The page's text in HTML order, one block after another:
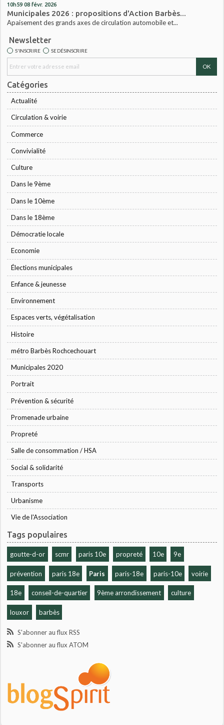
10h59 08 févr. 2026
Municipales 2026 : propositions d'Action Barbès...
Apaisement des grands axes de circulation automobile et...
Newsletter
S'INSCRIRE SE DÉSINSCRIRE
Catégories
Actualité
Circulation & voirie
Commerce
Convivialité
Culture
Dans le 9ème
Dans le 10ème
Dans le 18ème
Démocratie locale
Economie
Élections municipales
Enfance & jeunesse
Environnement
Espaces verts, végétalisation
Histoire
métro Barbès Rochcechouart
Municipales 2020
Portrait
Prévention & sécurité
Promenade urbaine
Propreté
Salle de consommation / HSA
Social & solidarité
Transports
Urbanisme
Vie de l'Association
Tags populaires
goutte-d-or scmr paris 10e propreté 10e 9e
prévention paris 18e Paris paris-18e paris-10e voirie
18e conseil-de-quartier 9ème arrondissement culture
louxor barbès
S'abonner au flux RSS
S'abonner au flux ATOM